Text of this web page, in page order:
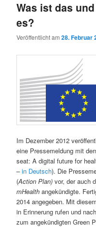
Was ist das
es?
Veröffentlicht am28. Februar
Im Dezember 2012
eine Pressemeldung mit
seat: A digital future for
–in Deutsch). Die
(Action Plan) vor, der auch
mHealth angekündigte.
2014 angegeben. Mit
in Erinnerung rufen und
zum angekündigten Green